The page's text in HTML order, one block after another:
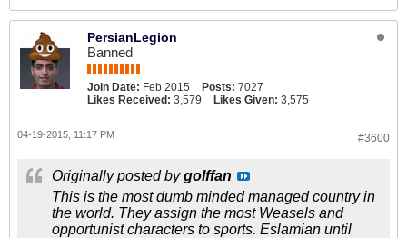
PersianLegion
Banned
Join Date: Feb 2015 Posts: 7027
Likes Received: 3,579 Likes Given: 3,575
#3600
04-19-2015, 11:17 PM
Originally posted bygolffan
This is the most dumb minded managed country in
the world. They assign the most Weasels and
opportunist characters to sports. Eslamian until